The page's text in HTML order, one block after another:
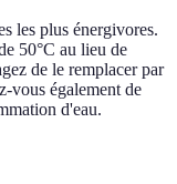
les plus énergivores.
50°C au lieu de
de le remplacer par
vous également de
d'eau.